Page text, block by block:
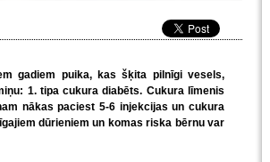
gadiem puika, kas šķita pilnīgi vesels,
1. tipa cukura diabēts. Cukura līmenis
nākas paciest 5-6 injekcijas un cukura
dūrieniem un komas riska bērnu var